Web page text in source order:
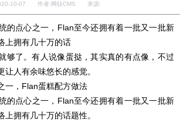
10-07 作者:网钛CMS 来源:
的点心之一，Flan至今还拥有着一批又一批新
上拥有几十万的话
够了。有人说像蛋挞，其实真的有点像，不过
人有余味悠长的感觉。
一，Flan蛋糕配方做法
的点心之一，Flan至今还拥有着一批又一批新
拥有几十万的话题性。